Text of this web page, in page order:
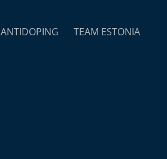
ANTIDOPING TEAM ESTONIA